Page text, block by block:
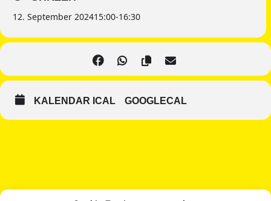
12. September 202415:00-16:30
KALENDAR ICAL GOOGLECAL